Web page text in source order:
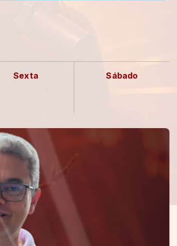
Sexta Sábado